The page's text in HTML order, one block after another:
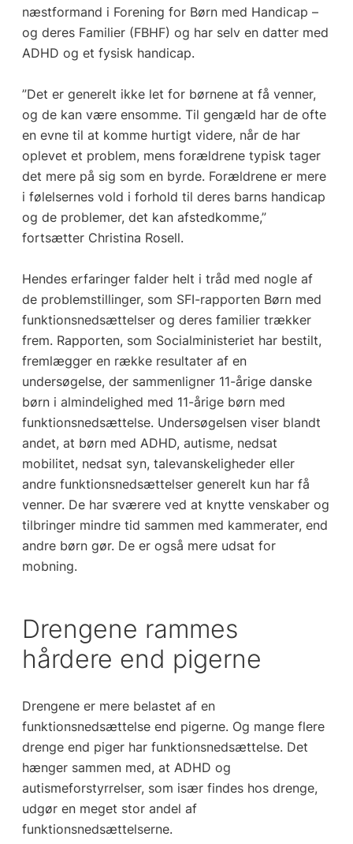
næstformand i Forening for Børn med Handicap –
og deres Familier (FBHF) og har selv en datter med
ADHD og et fysisk handicap.
”Det er generelt ikke let for børnene at få venner,
og de kan være ensomme. Til gengæld har de ofte
en evne til at komme hurtigt videre, når de har
oplevet et problem, mens forældrene typisk tager
det mere på sig som en byrde. Forældrene er mere
i følelsernes vold i forhold til deres barns handicap
og de problemer, det kan afstedkomme,”
fortsætter Christina Rosell.
Hendes erfaringer falder helt i tråd med nogle af
de problemstillinger, som SFI-rapporten Børn med
funktionsnedsættelser og deres familier trækker
frem. Rapporten, som Socialministeriet har bestilt,
fremlægger en række resultater af en
undersøgelse, der sammenligner 11-årige danske
børn i almindelighed med 11-årige børn med
funktionsnedsættelse. Undersøgelsen viser blandt
andet, at børn med ADHD, autisme, nedsat
mobilitet, nedsat syn, talevanskeligheder eller
andre funktionsnedsættelser generelt kun har få
venner. De har sværere ved at knytte venskaber og
tilbringer mindre tid sammen med kammerater, end
andre børn gør. De er også mere udsat for
mobning.
Drengene rammes
hårdere end pigerne
Drengene er mere belastet af en
funktionsnedsættelse end pigerne. Og mange flere
drenge end piger har funktionsnedsættelse. Det
hænger sammen med, at ADHD og
autismeforstyrrelser, som især findes hos drenge,
udgør en meget stor andel af
funktionsnedsættelserne.